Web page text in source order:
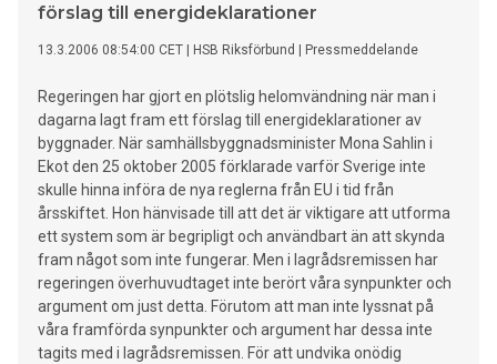
förslag till energideklarationer
13.3.2006 08:54:00 CET HSB Riksförbund Pressmeddelande
Regeringen har gjort en plötslig helomvändning när man i
dagarna lagt fram ett förslag till energideklarationer av
byggnader. När samhällsbyggnadsminister Mona Sahlin i
Ekot den 25 oktober 2005 förklarade varför Sverige inte
skulle hinna införa de nya reglerna från EU i tid från
årsskiftet. Hon hänvisade till att det är viktigare att utforma
ett system som är begripligt och användbart än att skynda
fram något som inte fungerar. Men i lagrådsremissen har
regeringen överhuvudtaget inte berört våra synpunkter och
argument om just detta. Förutom att man inte lyssnat på
våra framförda synpunkter och argument har dessa inte
tagits med i lagrådsremissen. För att undvika onödig